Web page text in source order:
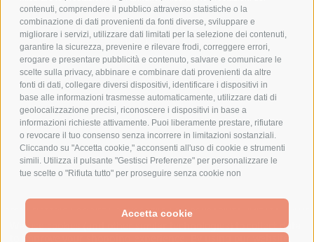
contenuti, comprendere il pubblico attraverso statistiche o la
combinazione di dati provenienti da fonti diverse, sviluppare e
migliorare i servizi, utilizzare dati limitati per la selezione dei contenuti,
garantire la sicurezza, prevenire e rilevare frodi, correggere errori,
erogare e presentare pubblicità e contenuto, salvare e comunicare le
scelte sulla privacy, abbinare e combinare dati provenienti da altre
fonti di dati, collegare diversi dispositivi, identificare i dispositivi in
base alle informazioni trasmesse automaticamente, utilizzare dati di
geolocalizzazione precisi, riconoscere i dispositivi in base a
informazioni richieste attivamente. Puoi liberamente prestare, rifiutare
o revocare il tuo consenso senza incorrere in limitazioni sostanziali.
Cliccando su "Accetta cookie," acconsenti all'uso di cookie e strumenti
simili. Utilizza il pulsante "Gestisci Preferenze" per personalizzare le
tue scelte o "Rifiuta tutto" per proseguire senza cookie non
momento cliccando sul link "Preferenze Cookie" in fondo alla pagina o
sull'icona dello scudo in basso a sinistra. Le tue preferenze si
applicheranno al solo dispositivo in uso.
Accetta cookie
CHI SIAMO
MARCHI TRATTATI
CONDOMINI
Bonifico
Bancario
SPESA ELETTRICA SOCIETA CONSORTILE A RESPONSABILITA LIMITATA - VIALE
MILANOFIORI, STRADA 4 - PALAZZO A5 20057, ASSAGO MILANO - PARTITA IVA
We use cookies (and other similar technologies) to collect data
to improve your shopping experience.
By using our website,